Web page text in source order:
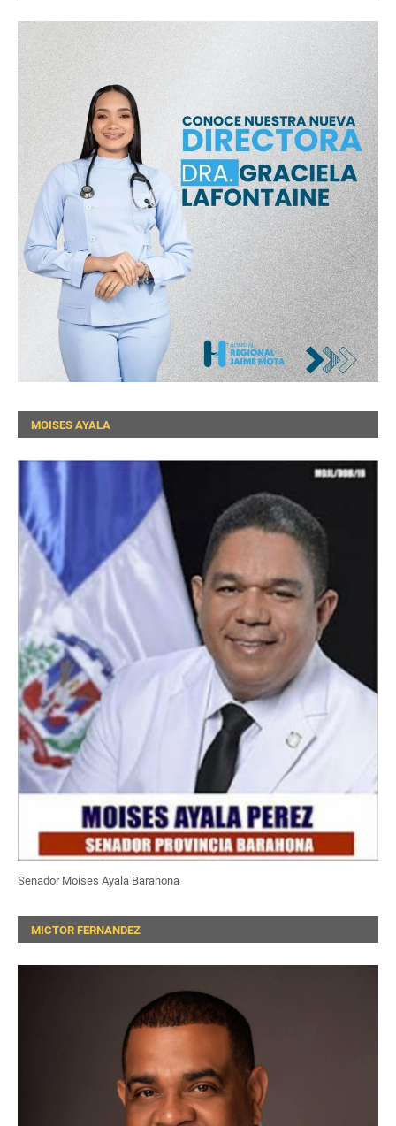
MOISES AYALA
Senador Moises Ayala Barahona
MICTOR FERNANDEZ